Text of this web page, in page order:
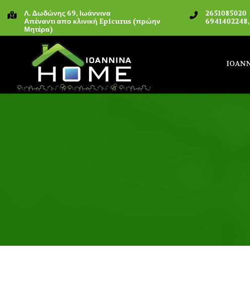
Λ. Δωδώνης 69, Ιωάννινα
Απέναντι απο κλινική Epicurus (πρώην
Μητέρα)
2651085020